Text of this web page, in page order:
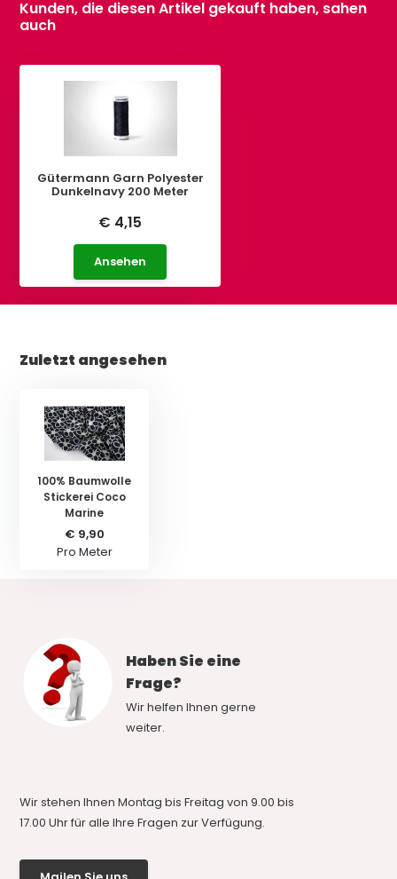
Kunden, die diesen Artikel gekauft haben, sahen
auch
Gütermann Garn Polyester
Dunkelnavy 200 Meter
€ 4,15
Ansehen
Zuletzt angesehen
100% Baumwolle
Stickerei Coco
Marine
€ 9,90
Pro Meter
Haben Sie eine
Frage?
Wir helfen Ihnen gerne
weiter.
Wir stehen Ihnen Montag bis Freitag von 9.00 bis
17.00 Uhr für alle Ihre Fragen zur Verfügung.